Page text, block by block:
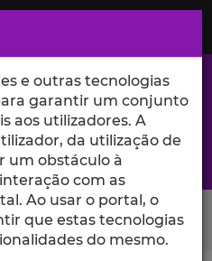
e ciência no Iscte
e outras tecnologias
garantir um conjunto
aos utilizadores. A
da utilização de
um obstáculo à
com as
Ao usar o portal, o
que estas tecnologias
do mesmo.